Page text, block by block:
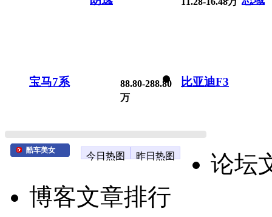
宝马7系
88.80-288.80
万
比亚迪F3
酷车美女
今日热图 昨日热图
论坛
博客文章排行